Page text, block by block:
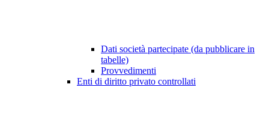
Dati società partecipate (da pubblicare in
tabelle)
Provvedimenti
Enti di diritto privato controllati